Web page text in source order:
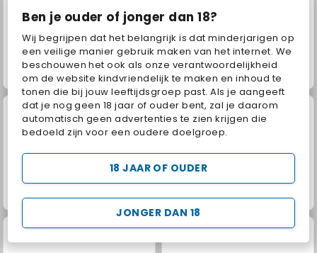
Ben je ouder of jonger dan 18?
Wij begrijpen dat het belangrijk is dat minderjarigen op
een veilige manier gebruik maken van het internet. We
beschouwen het ook als onze verantwoordelijkheid
om de website kindvriendelijk te maken en inhoud te
tonen die bij jouw leeftijdsgroep past. Als je aangeeft
dat je nog geen 18 jaar of ouder bent, zal je daarom
automatisch geen advertenties te zien krijgen die
bedoeld zijn voor een oudere doelgroep.
JONGER DAN 18
18 JAAR OF OUDER
Grand Mahjong Connect
Scala 40 Heroes of Myths